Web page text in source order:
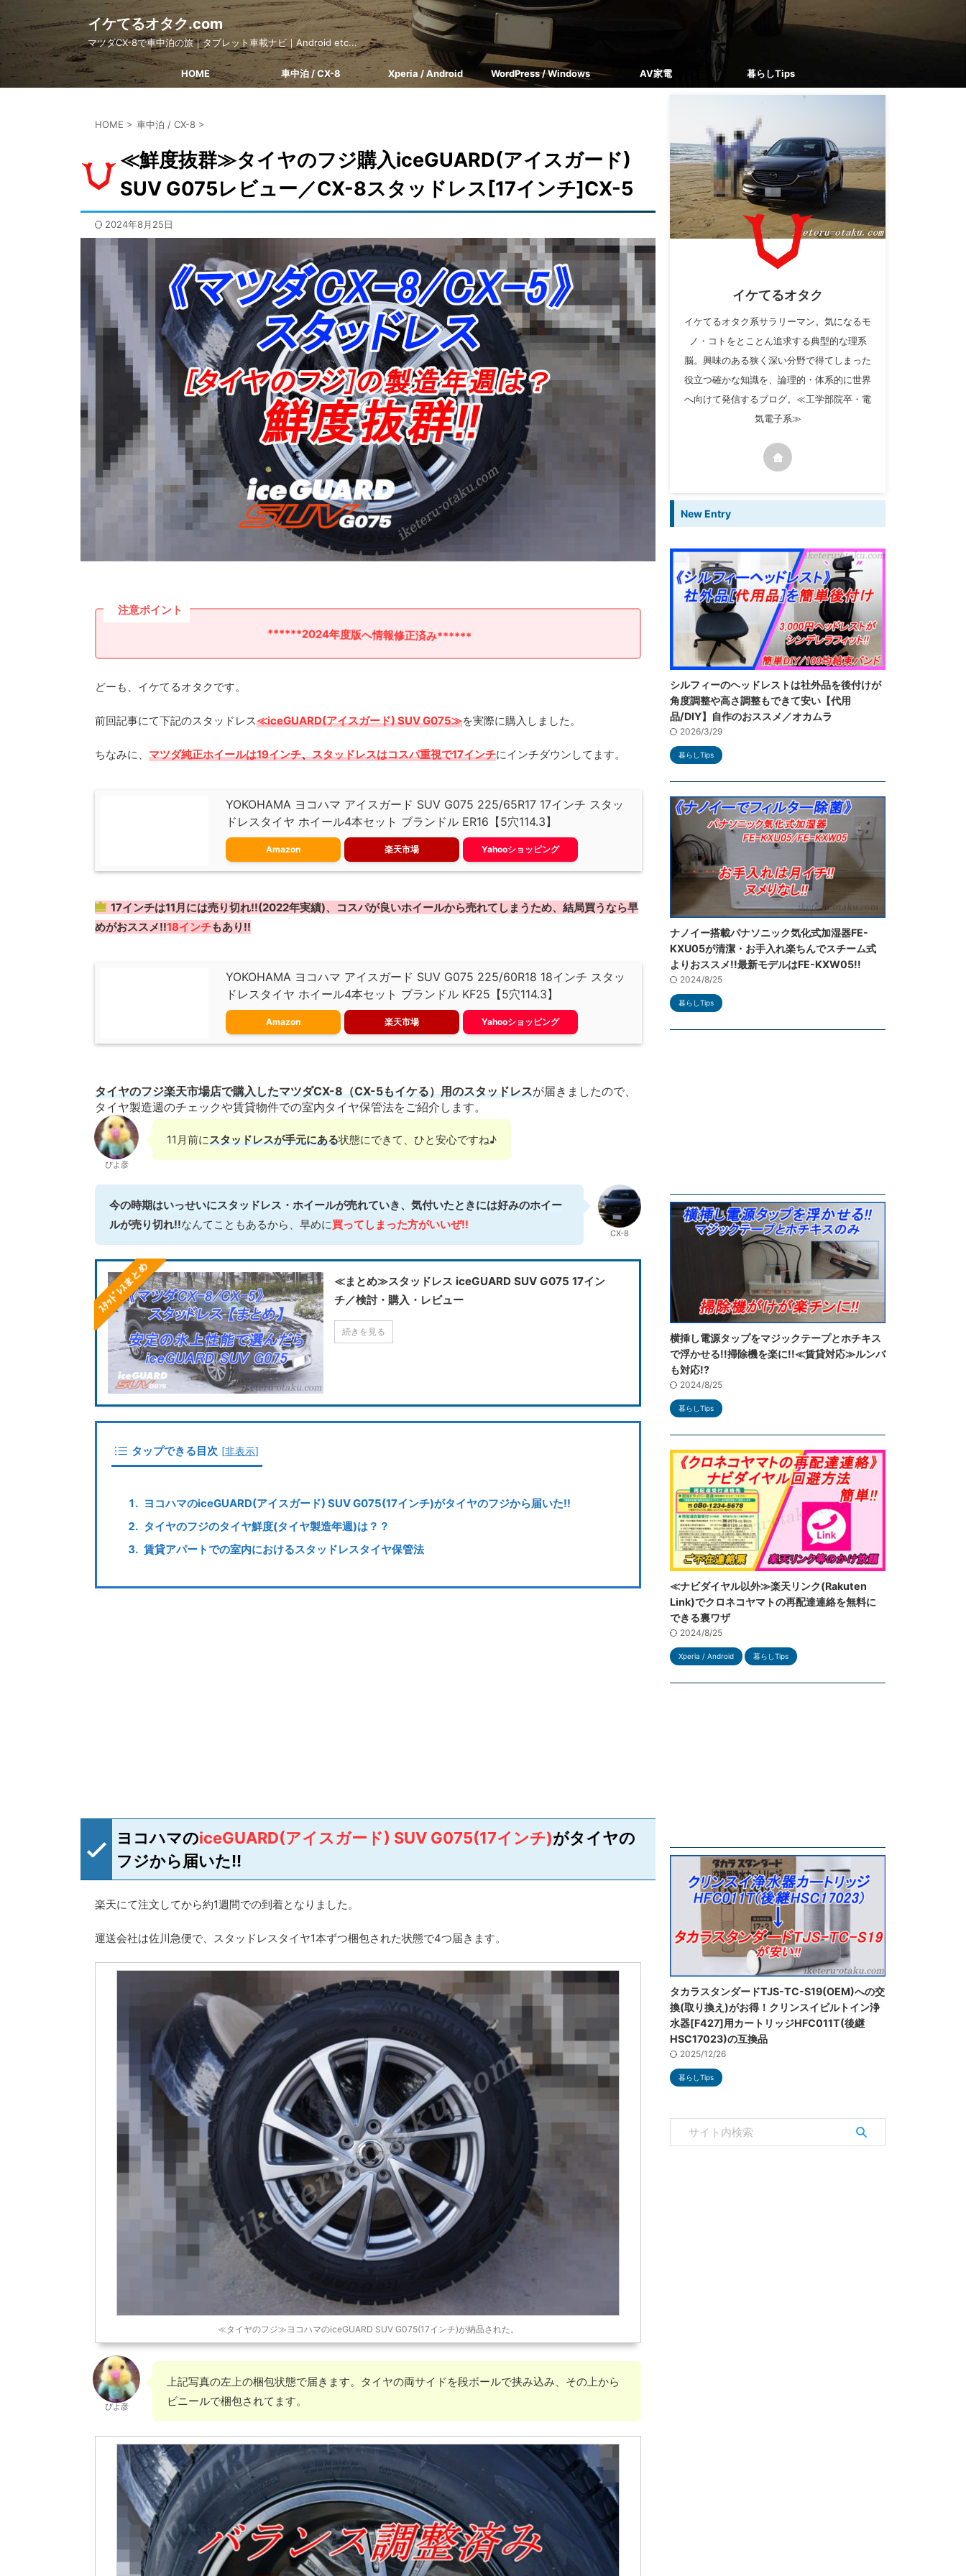
イケてるオタク.com
マツダCX-8で車中泊の旅｜タブレット車載ナビ｜Android etc...
HOME 車中泊 / CX-8 Xperia / Android WordPress / Windows AV家電 暮らしTips
HOME > 車中泊 / CX-8 >
≪鮮度抜群≫タイヤのフジ購入iceGUARD(アイスガード)
SUV G075レビュー／CX-8スタッドレス[17インチ]CX-5
2024年8月25日
注意ポイント
******2024年度版へ情報修正済み******
どーも、イケてるオタクです。
前回記事にて下記のスタッドレス≪iceGUARD(アイスガード) SUV G075≫を実際に購入しました。
ちなみに、 マツダ純正ホイールは19インチ、スタッドレスはコスパ重視で17インチにインチダウンしてます。
YOKOHAMA ヨコハマ アイスガード SUV G075 225/65R17 17インチ スタッ
ドレスタイヤ ホイール4本セット ブランドル ER16【5穴114.3】
Amazon 楽天市場 Yahooショッピング
17インチは11月には売り切れ!!(2022年実績)、コスパが良いホイールから売れてしまうため、結局買うなら早
めがおススメ!!18インチもあり!!
YOKOHAMA ヨコハマ アイスガード SUV G075 225/60R18 18インチ スタッ
ドレスタイヤ ホイール4本セット ブランドル KF25【5穴114.3】
Amazon 楽天市場 Yahooショッピング
タイヤのフジ楽天市場店で購入したマツダCX-8（CX-5もイケる）用のスタッドレスが届きましたので、
タイヤ製造週のチェックや賃貸物件での室内タイヤ保管法をご紹介します。
ぴよ彦
11月前にスタッドレスが手元にある状態にできて、ひと安心ですね♪
今の時期はいっせいにスタッドレス・ホイールが売れていき、気付いたときには好みのホイー
ルが売り切れ!!なんてこともあるから、早めに買ってしまった方がいいぜ!!
CX-8
ｽﾀｯﾄﾞﾚｽまとめ
≪まとめ≫スタッドレス iceGUARD SUV G075 17イン
チ／検討・購入・レビュー
続きを見る
タップできる目次 [非表示]
ヨコハマのiceGUARD(アイスガード) SUV G075(17インチ)がタイヤのフジから届いた!!
タイヤのフジのタイヤ鮮度(タイヤ製造年週)は？？
賃貸アパートでの室内におけるスタッドレスタイヤ保管法
ヨコハマのiceGUARD(アイスガード) SUV G075(17インチ)がタイヤの
フジから届いた!!
楽天にて注文してから約1週間での到着となりました。
運送会社は佐川急便で、スタッドレスタイヤ1本ずつ梱包された状態で4つ届きます。
≪タイヤのフジ≫ヨコハマのiceGUARD SUV G075(17インチ)が納品された。
ぴよ彦
上記写真の左上の梱包状態で届きます。タイヤの両サイドを段ボールで挟み込み、その上から
ビニールで梱包されてます。
イケてるオタク
イケてるオタク系サラリーマン。気になるモ
ノ・コトをとことん追求する典型的な理系
脳。興味のある狭く深い分野で得てしまった
役立つ確かな知識を、論理的・体系的に世界
へ向けて発信するブログ。≪工学部院卒・電
気電子系≫
New Entry
シルフィーのヘッドレストは社外品を後付けが
角度調整や高さ調整もできて安い【代用
品/DIY】自作のおススメ／オカムラ
2026/3/29
暮らしTips
ナノイー搭載パナソニック気化式加湿器FE-
KXU05が清潔・お手入れ楽ちんでスチーム式
よりおススメ!!最新モデルはFE-KXW05!!
2024/8/25
暮らしTips
横挿し電源タップをマジックテープとホチキス
で浮かせる!!掃除機を楽に!!≪賃貸対応≫ルンバ
も対応!?
2024/8/25
暮らしTips
≪ナビダイヤル以外≫楽天リンク(Rakuten
Link)でクロネコヤマトの再配達連絡を無料に
できる裏ワザ
2024/8/25
Xperia / Android 暮らしTips
タカラスタンダードTJS-TC-S19(OEM)への交
換(取り換え)がお得！クリンスイビルトイン浄
水器[F427]用カートリッジHFC011T(後継
HSC17023)の互換品
2025/12/26
暮らしTips